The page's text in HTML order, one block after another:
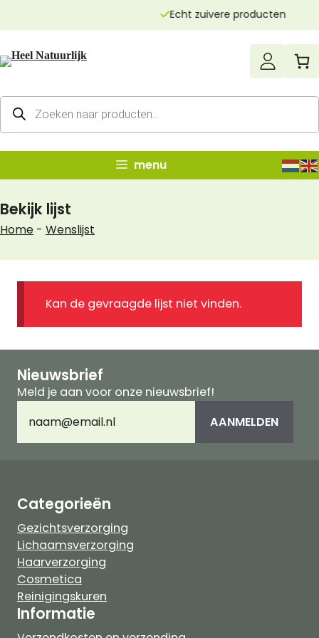
inhoud
Echt zuivere producten
Producten
zoeken
menu
Bekijk lijst
Home - Wenslijst
Kan de gevraagde lijst niet vinden.
Nieuwsbrief
Meld je aan voor onze nieuwsbrief!
mailadres(Vereist) AANMELDEN
Categorieën
Gezichtsverzorging
Lichaamsverzorging
Haarverzorging
Cosmetica
Reinigingskuren
Informatie